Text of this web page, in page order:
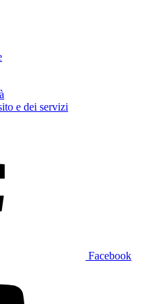
e dei servizi
Facebook